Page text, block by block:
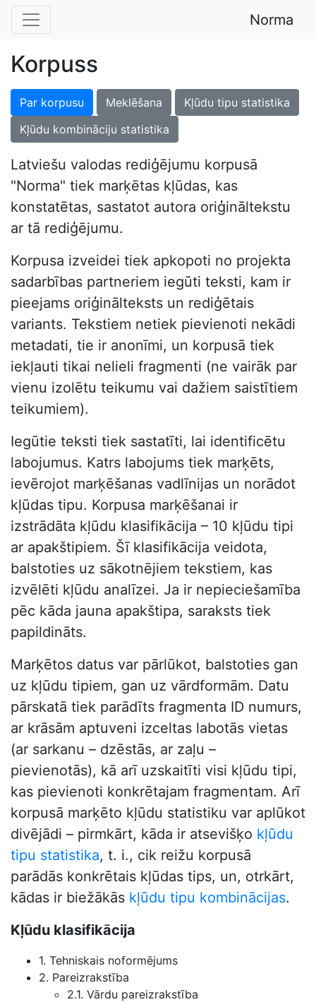
Norma
Korpuss
Par korpusu Meklēšana
Kļūdu tipu statistika
Kļūdu kombināciju statistika
Latviešu valodas rediģējumu korpusā
"Norma" tiek marķētas kļūdas, kas
konstatētas, sastatot autora oriģināltekstu
ar tā rediģējumu.
Korpusa izveidei tiek apkopoti no projekta
sadarbības partneriem iegūti teksti, kam ir
pieejams oriģinālteksts un rediģētais
variants. Tekstiem netiek pievienoti nekādi
metadati, tie ir anonīmi, un korpusā tiek
iekļauti tikai nelieli fragmenti (ne vairāk par
vienu izolētu teikumu vai dažiem saistītiem
teikumiem).
Iegūtie teksti tiek sastatīti, lai identificētu
labojumus. Katrs labojums tiek marķēts,
ievērojot marķēšanas vadlīnijas un norādot
kļūdas tipu. Korpusa marķēšanai ir
izstrādāta kļūdu klasifikācija – 10 kļūdu tipi
ar apakštipiem. Šī klasifikācija veidota,
balstoties uz sākotnējiem tekstiem, kas
izvēlēti kļūdu analīzei. Ja ir nepieciešamība
pēc kāda jauna apakštipa, saraksts tiek
papildināts.
Marķētos datus var pārlūkot, balstoties gan
uz kļūdu tipiem, gan uz vārdformām. Datu
pārskatā tiek parādīts fragmenta ID numurs,
ar krāsām aptuveni izceltas labotās vietas
(ar sarkanu – dzēstās, ar zaļu –
pievienotās), kā arī uzskaitīti visi kļūdu tipi,
kas pievienoti konkrētajam fragmentam. Arī
korpusā marķēto kļūdu statistiku var aplūkot
divējādi – pirmkārt, kāda ir atsevišķo kļūdu
tipu statistika, t. i., cik reižu korpusā
parādās konkrētais kļūdas tips, un, otrkārt,
kādas ir biežākās kļūdu tipu kombinācijas.
Kļūdu klasifikācija
1. Tehniskais noformējums
2. Pareizrakstība
2.1. Vārdu pareizrakstība